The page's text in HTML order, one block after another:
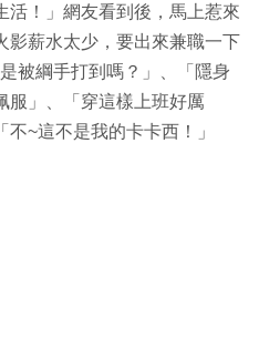
活！」網友看到後，馬上惹來
影薪水太少，要出來兼職一下
被綱手打到嗎？」、「隱身
服」、「穿這樣上班好厲
~這不是我的卡卡西！」